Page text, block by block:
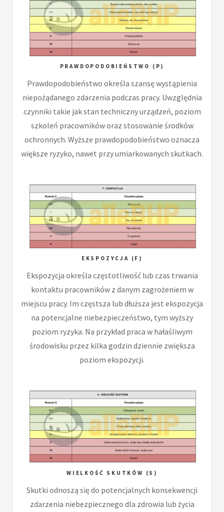
PRAWDOPODOBIEŃSTWO (P)
Prawdopodobieństwo określa szansę wystąpienia
niepożądanego zdarzenia podczas pracy. Uwzględnia
czynniki takie jak stan techniczny urządzeń, poziom
szkoleń pracowników oraz stosowanie środków
ochronnych. Wyższe prawdopodobieństwo oznacza
większe ryzyko, nawet przy umiarkowanych skutkach.
EKSPOZYCJA (F)
Ekspozycja określa częstotliwość lub czas trwania
kontaktu pracowników z danym zagrożeniem w
miejscu pracy. Im częstsza lub dłuższa jest ekspozycja
na potencjalne niebezpieczeństwo, tym wyższy
poziom ryzyka. Na przykład praca w hałaśliwym
środowisku przez kilka godzin dziennie zwiększa
poziom ekspozycji.
WIELKOŚĆ SKUTKÓW (S)
Skutki odnoszą się do potencjalnych konsekwencji
zdarzenia niebezpiecznego dla zdrowia lub życia